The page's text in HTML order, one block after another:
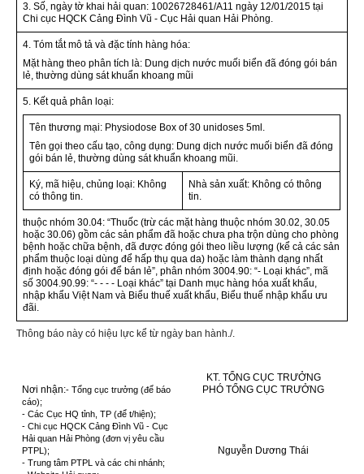
3. Số, ngày tờ khai hải quan: 10026728461/A11 ngày 12/01/2015 tại
Chi cục HQCK Cảng Đình Vũ - Cục Hải quan Hải Phòng.
4. Tóm tắt mô tả và đặc tính hàng hóa:
Mặt hàng theo phân tích là: Dung dịch nước muối biển đã đóng gói bán
lẻ, thường dùng sát khuẩn khoang mũi
5. Kết quả phân loại:
Tên thương mại: Physiodose Box of 30 unidoses 5ml.
Tên gọi theo cấu tạo, công dụng: Dung dịch nước muối biển đã đóng
gói bán lẻ, thường dùng sát khuẩn khoang mũi.
Ký, mã hiệu, chủng loại: Không
có thông tin.
Nhà sản xuất: Không có thông
tin.
thuộc nhóm 30.04: “Thuốc (trừ các mặt hàng thuộc nhóm 30.02, 30.05
hoặc 30.06) gồm các sản phẩm đã hoặc chưa pha trộn dùng cho phòng
bệnh hoặc chữa bệnh, đã được đóng gói theo liều lượng (kể cả các sản
phẩm thuộc loại dùng để hấp thụ qua da) hoặc làm thành dạng nhất
định hoặc đóng gói để bán lẻ”, phân nhóm 3004.90: “- Loại khác”, mã
số 3004.90.99: “- - - - Loại khác” tại Danh mục hàng hóa xuất khẩu,
nhập khẩu Việt Nam và Biểu thuế xuất khẩu, Biểu thuế nhập khẩu ưu
đãi.
Thông báo này có hiệu lực kể từ ngày ban hành./.
Nơi nhận:- Tổng cục trưởng (để báo
cáo);
- Các Cục HQ tỉnh, TP (để t/hiện);
- Chi cục HQCK Cảng Đình Vũ - Cục
Hải quan Hải Phòng (đơn vị yêu cầu
PTPL);
- Trung tâm PTPL và các chi nhánh;
KT. TỔNG CỤC TRƯỞNG
PHÓ TỔNG CỤC TRƯỞNG
Nguyễn Dương Thái